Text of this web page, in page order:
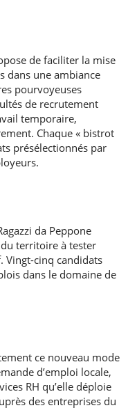
de faciliter la mise
dans une ambiance
pourvoyeuses
de recrutement
temporaire,
Chaque « bistrot
présélectionnés par
da Peppone
territoire à tester
Vingt-cinq candidats
dans le domaine de
ce nouveau mode
d’emploi locale,
RH qu’elle déploie
des entreprises du